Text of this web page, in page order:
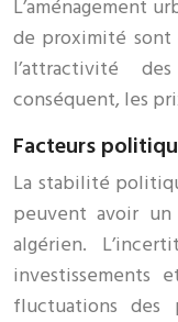
L’aménagement
de proximité
l’attractivité
conséquent, les
Facteurs
La stabilité
peuvent avoir
algérien.
investissements
fluctuations